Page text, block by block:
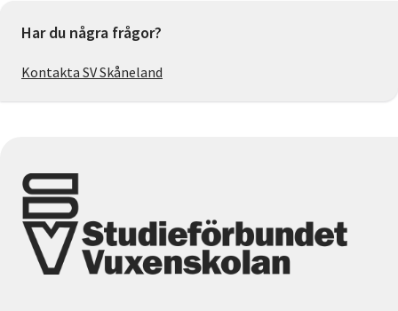
Har du några frågor?
Kontakta SV Skåneland